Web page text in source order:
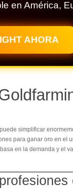
en América,
AHORA
simplificar
para ganar oro en el
en la demanda y el